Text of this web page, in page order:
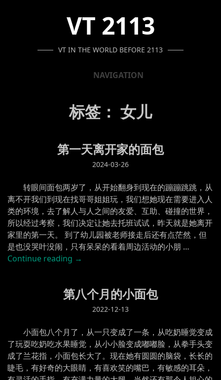
VT 2113
VT IN THE WORLD BEFORE 2113
NAVIGATION
标签： 女儿
第一天离开家的面包
2024-03-26
转眼间面包两岁了，从开始翻身到现在的蹦蹦跳跳，从
离不开我们到现在找哥哥姐姐玩，我们想她现在需要进入人
类的环境，去了解人与人之间的友爱、互助、碰撞的世界，
所以经过考察，我们决定让她去托班试试，昨天就是她离开
家里的第一天。 到了幼儿园被老师接走后还有点茫然，但
是也没哭叶没闹，只有呆呆的看着周边活动的小朋 …
Continue reading
离
的
面
包”
→
第八个月的小面包
2022-12-13
小面包八个月了，从一只变成了一条，从吃奶睡觉变成
了玩耍吃奶吃水果睡觉，从小小脸变成嘟嘟脸，从拳手头变
成了兰花指，小面包长大了。现在她有圆圆的脑袋，长长的
睫毛，有好奇的大眼睛，有喜欢笑的嘴巴，有敏感的耳朵，